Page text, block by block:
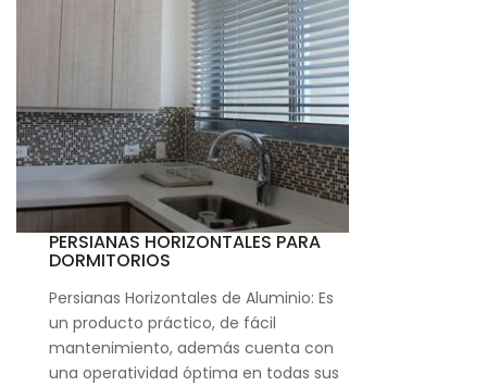
PERSIANAS HORIZONTALES PARA
DORMITORIOS
Persianas Horizontales de Aluminio: Es
un producto práctico, de fácil
mantenimiento, además cuenta con
una operatividad óptima en todas sus